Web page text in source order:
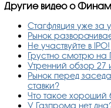
Другие видео о
Стагфляция уже за
Рынок
Не участвуйте в IPO!
Грустно смотрю на
Утренний обзор 27
Рынок перед
ставки?
Что такое хороший
У Газпрома нет